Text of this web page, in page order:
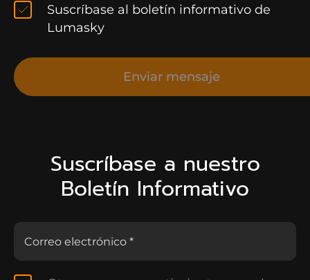
Suscríbase al boletín informativo de
Lumasky
Enviar mensaje
Suscríbase a nuestro
Boletín Informativo